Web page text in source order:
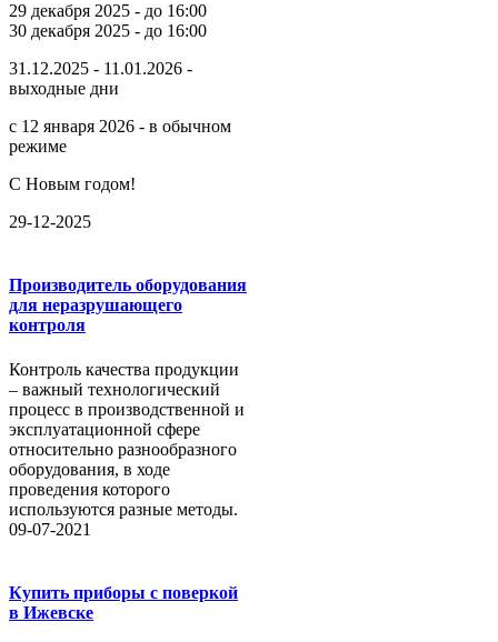
29 декабря 2025 - до 16:00
30 декабря 2025 - до 16:00
31.12.2025 - 11.01.2026 -
выходные дни
с 12 января 2026 - в обычном
режиме
С Новым годом!
29-12-2025
Производитель оборудования
для неразрушающего
контроля
Контроль качества продукции
– важный технологический
процесс в производственной и
эксплуатационной сфере
относительно разнообразного
оборудования, в ходе
проведения которого
используются разные методы.
09-07-2021
Купить приборы с поверкой
в Ижевске